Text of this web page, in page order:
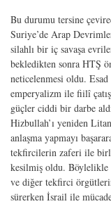
Bu durumu tersine
Suriye’de Arap
silahlı bir iç savaşa
bekledikten sonra HTŞ
neticelenmesi oldu.
emperyalizm ile fiilî
güçler ciddi bir darbe
Hizbullah’ı ye­niden
anlaşma yapmayı
tekfircilerin zaferi ile
kesilmiş oldu. Böylelikle
ve diğer tekfirci
sürerken İsrail ile